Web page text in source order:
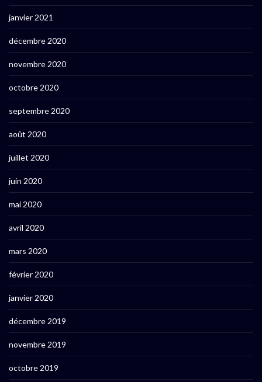
janvier 2021
décembre 2020
novembre 2020
octobre 2020
septembre 2020
août 2020
juillet 2020
juin 2020
mai 2020
avril 2020
mars 2020
février 2020
janvier 2020
décembre 2019
novembre 2019
octobre 2019